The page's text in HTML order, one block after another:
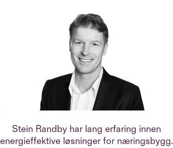
Stein Randby har lang erfaring innen
energieffektive løsninger for næringsbygg.